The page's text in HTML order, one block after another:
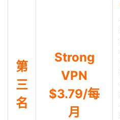
第
三
名
Strong
VPN
$3.79/每
月